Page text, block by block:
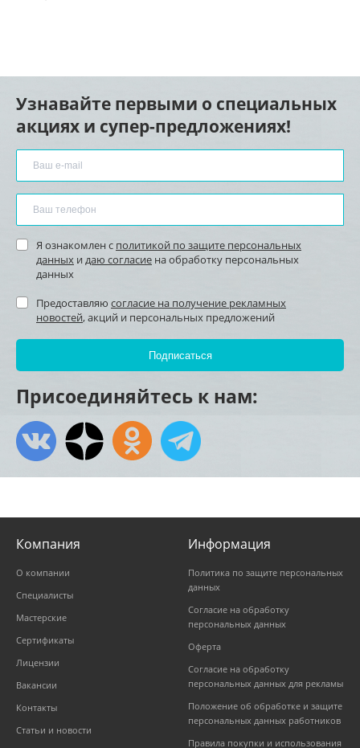
Узнавайте первыми о специальных
акциях и супер-предложениях!
Я ознакомлен с политикой по защите персональных
данных и даю согласие на обработку персональных
данных
Предоставляю согласие на получение рекламных
новостей, акций и персональных предложений
Присоединяйтесь к нам:
Компания
О компании
Специалисты
Мастерские
Сертификаты
Лицензии
Вакансии
Контакты
Статьи и новости
Информация
Политика по защите персональных
данных
Согласие на обработку
персональных данных
Оферта
Согласие на обработку
персональных данных для рекламы
Положение об обработке и защите
персональных данных работников
Правила покупки и использования